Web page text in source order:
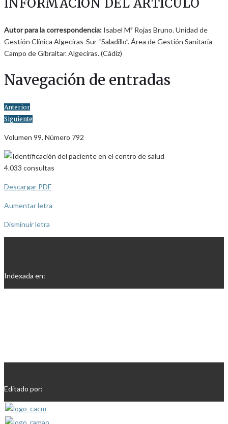
INFORMACIÓN DEL ARTÍCULO
Autor para la correspondencia: Isabel Mª Rojas Bruno. Unidad de
Gestión Clínica Algeciras-Sur “Saladillo”. Área de Gestión Sanitaria
Campo de Gibraltar. Algeciras. (Cádiz)
Navegación de entradas
Anterior
Siguiente
Volumen 99. Número 792
4.033 consultas
Descargar PDF
Aumentar letra
Disminuir letra
Indexada en:
Editado por: